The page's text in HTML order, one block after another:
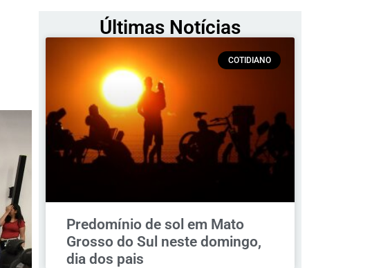
Últimas Notícias
COTIDIANO
Predomínio de sol em Mato
Grosso do Sul neste domingo,
dia dos pais